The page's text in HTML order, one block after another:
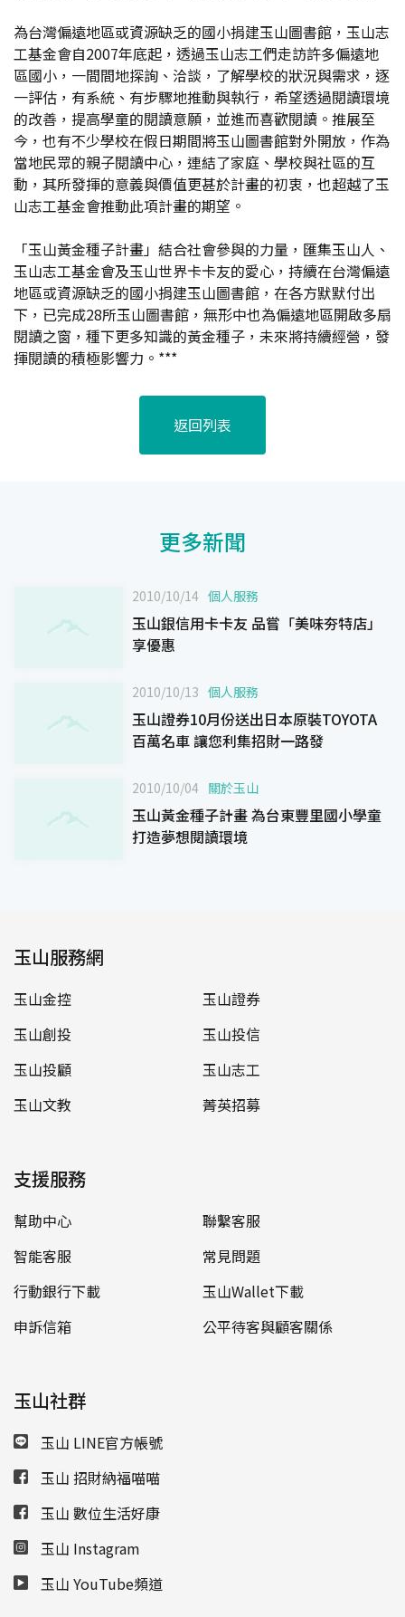
為台灣偏遠地區或資源缺乏的國小捐建玉山圖書館，玉山志
工基金會自2007年底起，透過玉山志工們走訪許多偏遠地
區國小，一間間地探詢、洽談，了解學校的狀況與需求，逐
一評估，有系統、有步驟地推動與執行，希望透過閱讀環境
的改善，提高學童的閱讀意願，並進而喜歡閱讀。推展至
今，也有不少學校在假日期間將玉山圖書館對外開放，作為
當地民眾的親子閱讀中心，連結了家庭、學校與社區的互
動，其所發揮的意義與價值更甚於計畫的初衷，也超越了玉
山志工基金會推動此項計畫的期望。
「玉山黃金種子計畫」結合社會參與的力量，匯集玉山人、
玉山志工基金會及玉山世界卡卡友的愛心，持續在台灣偏遠
地區或資源缺乏的國小捐建玉山圖書館，在各方默默付出
下，已完成28所玉山圖書館，無形中也為偏遠地區開啟多扇
閱讀之窗，種下更多知識的黃金種子，未來將持續經營，發
揮閱讀的積極影響力。***
返回列表
更多新聞
2010/10/14 個人服務
玉山銀信用卡卡友 品嘗「美味夯特店」
享優惠
2010/10/13 個人服務
玉山證券10月份送出日本原裝TOYOTA
百萬名車 讓您利集招財一路發
2010/10/04 關於玉山
玉山黃金種子計畫 為台東豐里國小學童
打造夢想閱讀環境
玉山服務網
玉山金控
玉山證券
玉山創投
玉山投信
玉山投顧
玉山志工
玉山文教
菁英招募
支援服務
幫助中心
聯繫客服
智能客服
常見問題
行動銀行下載
玉山Wallet下載
申訴信箱
公平待客與顧客關係
玉山社群
玉山 LINE官方帳號
玉山 招財納福喵喵
玉山 數位生活好康
玉山 Instagram
玉山 YouTube頻道